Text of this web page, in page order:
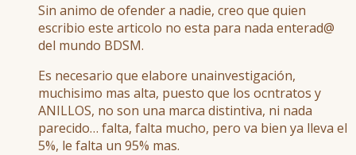
Sin animo de ofender a nadie, creo que quien
escribio este articolo no esta para nada enterad@
del mundo BDSM.
Es necesario que elabore unainvestigación,
muchisimo mas alta, puesto que los ocntratos y
ANILLOS, no son una marca distintiva, ni nada
parecido… falta, falta mucho, pero va bien ya lleva el
5%, le falta un 95% mas.